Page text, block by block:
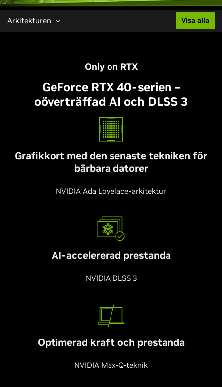
Arkitekturen Visa alla
Only on RTX
GeForce RTX 40-serien –
oöverträffad AI och DLSS 3
Grafikkort med den senaste tekniken för
bärbara datorer
NVIDIA Ada Lovelace-arkitektur
AI-accelererad prestanda
NVIDIA DLSS 3
Optimerad kraft och prestanda
NVIDIA Max-Q-teknik